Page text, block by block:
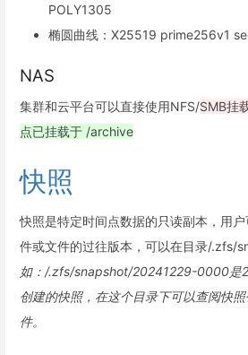
POLY1305
椭圆曲线：X25519 prime256v1
NAS
集群和云平台可以直接使用NFS/SMB挂
点已挂载于 /archive
快照
快照是特定时间点数据的只读副本，用
件或文件的过往版本，可以在目录/.zfs/
如：/.zfs/snapshot/20241229-0000是
创建的快照，在这个目录下可以查阅快
件。